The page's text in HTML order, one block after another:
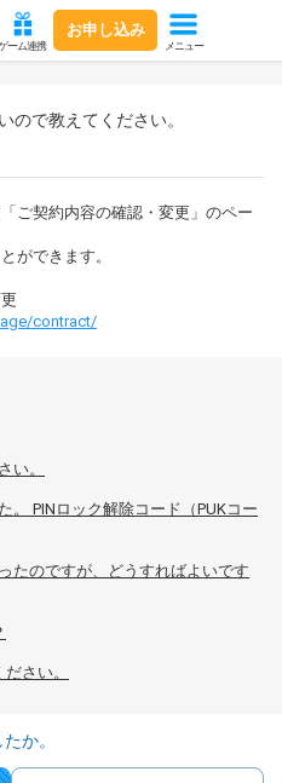
ーム連携
お申し込み
メニュー
ので教えてください。
ご契約内容の確認・変更」のペー
ができます。
contract/
い。
。 PINロック解除コード（PUKコー
たのですが、どうすればよいです
さい。
か。